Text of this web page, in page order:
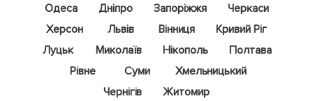
Одеса
Дніпро Запоріжжя
Черкаси
Херсон
Львів Вінниця
Кривий Ріг
Луцьк
Миколаїв Нікополь
Полтава
Рівне
Суми
Хмельницький
Чернігів
Житомир